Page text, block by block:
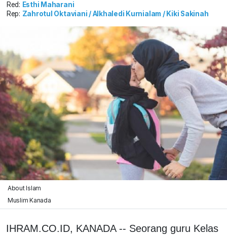
Red: Esthi Maharani
Rep: Zahrotul Oktaviani / Alkhaledi Kurnialam / Kiki Sakinah
About Islam
Muslim Kanada
IHRAM.CO.ID, KANADA -- Seorang guru Kelas